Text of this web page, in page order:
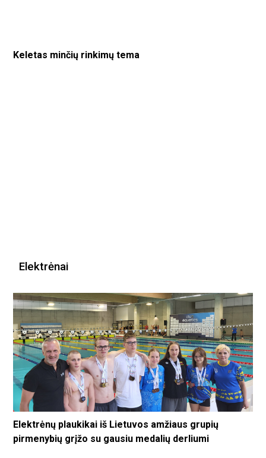
Keletas minčių rinkimų tema
Elektrėnai
Elektrėnų plaukikai iš Lietuvos amžiaus grupių
pirmenybių grįžo su gausiu medalių derliumi